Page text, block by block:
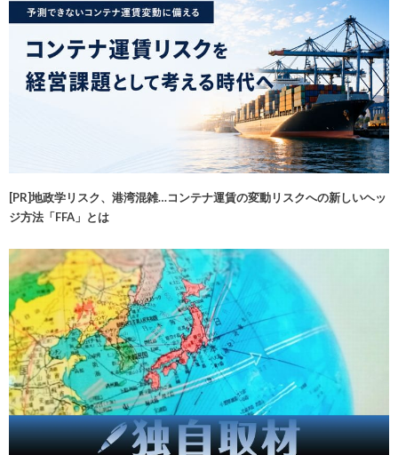
[PR]地政学リスク、港湾混雑…コンテナ運賃の変動リスクへの新しいヘッ
ジ方法「FFA」とは